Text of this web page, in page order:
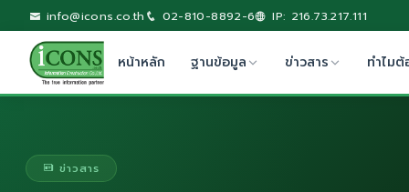
info@icons.co.th 02-810-8892-6 IP: 216.73.217.111
หน้าหลัก ฐานข้อมูล ข่าวสาร ทำไมต้
ข่าวสาร